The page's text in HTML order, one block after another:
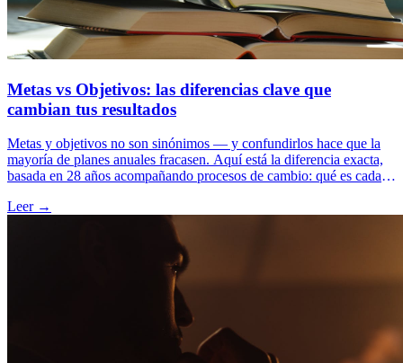
Metas vs Objetivos: las diferencias clave que
cambian tus resultados
Metas y objetivos no son sinónimos — y confundirlos hace que la
mayoría de planes anuales fracasen. Aquí está la diferencia exacta,
basada en 28 años acompañando procesos de cambio: qué es cada
Con ejemplos concretos para vida personal y profesional.
Leer →